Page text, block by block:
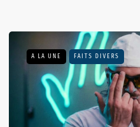
A LA UNE FAITS DIVERS